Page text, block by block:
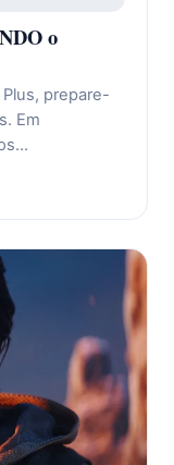
o
prepare-
Em